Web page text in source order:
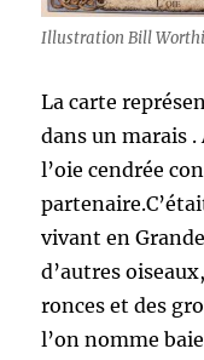
Illustration Bill
La carte
dans un marais .
l’oie cendrée
vivant en
d’autres
ronces et des
l’on nomme